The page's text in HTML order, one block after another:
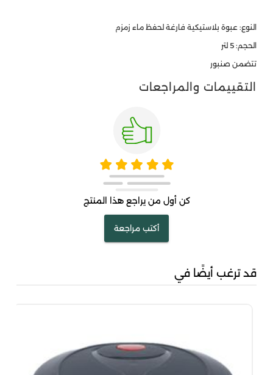
النوع: عبوة بلاستيكية فارغة لحفظ ماء زمزم
الحجم: 5 لتر
تتضمن صنبور
التقييمات والمراجعات
كن أول من يراجع هذا المنتج
أكتب مراجعة
قد ترغب أيضًا في